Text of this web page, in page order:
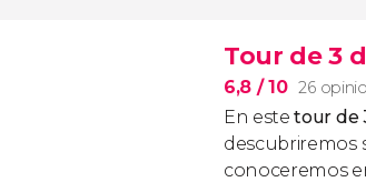
Tour de 3
6,8 / 10 26
En estetour de
descubriremos
conoceremos